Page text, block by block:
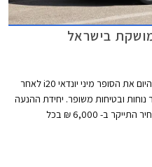
כלמוביל, יבואנית יונדאי לישראל, משיקה היום את הסופר מיני יונדאי i20 לאחר
נוחות ובטיחות משופר. יחידת ההנעה
נותרה ללא שינוי ביחס לדגם היוצא אך המחיר התייקר ב- 6,000 ₪ בכל